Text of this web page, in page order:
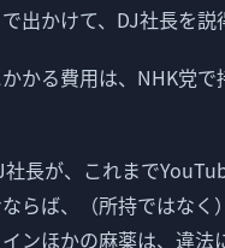
出かけて、DJ社長を説
かる費用は、NHK党
長が、これまで
らば、（所持ではな
ンほかの麻薬は、違